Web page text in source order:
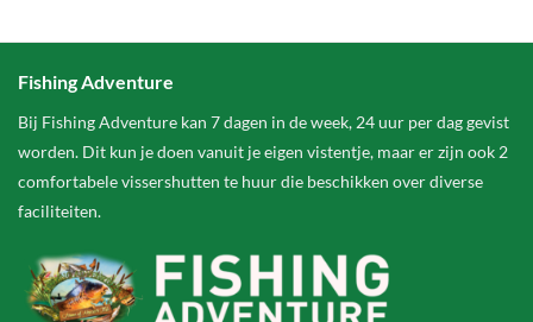
Fishing Adventure
Bij Fishing Adventure kan 7 dagen in de week, 24 uur per dag gevist
worden. Dit kun je doen vanuit je eigen vistentje, maar er zijn ook 2
comfortabele vissershutten te huur die beschikken over diverse
faciliteiten.